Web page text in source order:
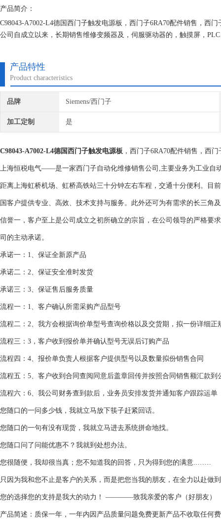
产品简介：
C98043-A7002-L4德国西门子触发电源板，西门子6RA70配件销售，西
公司自成立以来，长期销售维修变频器及，伺服驱动器的，触摸屏，
产品特性
Product characteristics
品牌 Siemens/西门子
加工定制 是
C98043-A7002-L4德国西门子触发电源板 ，西门子6RA70配件销售，西
上海恒税电气——是一家西门子自动化维修销售公司,主要业务为工业自
距离上海虹桥机场、虹桥高铁站三十分钟左右车程，交通十分便利。目
国客户提供专业、高效、技术支持与服务。此外还可为有需求的长三角
信誉一，客户至上是公司成立之初所确立的宗旨，在公司领导的严格要
司的主动承诺。
承诺一：1、保证全新原产品
承诺二：2、保证安全准时发货
承诺三：3、保证售后服务质量
流程一：1、客户确认所需采购产品型号
流程二：2、我方会根据询价单型号查询价格以及交货期，拟一份详细正
流程三：3，客户收到报价单并确认型号无误后订购产品
流程四：4、报价单负责人根据客户提供型号以及数量拟份销售合同
流程五：5、客户收到合同查阅同意后盖章回传并按照合同销售额汇款到
流程六：6、我公司财务查到款后，业务员安排发货并通知客户跟踪运单
您随口的一问多少钱，我就立马放下筷子赶紧回话。
您随口的一句有没有现货，我就立马进去系统拼命地找。
您随口问了问能优惠不？我就到处想办法。
您很随便，我却很当真；您不知道我的回答，只为得到您的满意..……
只因为我和您不止是客户的关系，而是把您当我的朋友，在全力以赴做
您的选择您的支持是我大的动力！ ————致我亲爱的客户（好朋友）
产品简述：质保一年，一年内因产品质量问题免费更新产品不收取任何